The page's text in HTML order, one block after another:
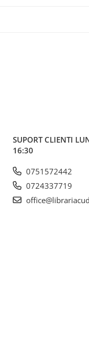
SUPORT CLIENTI
16:30
0751572442
0724337719